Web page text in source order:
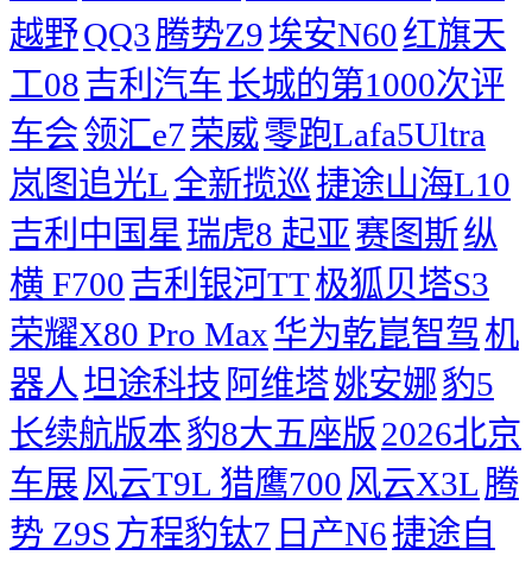
越野QQ3腾势Z9埃安N60红旗天
工08吉利汽车长城的第1000次评
车会领汇e7荣威零跑Lafa5Ultra
岚图追光L 全新揽巡捷途山海L10
吉利中国星 瑞虎8 起亚赛图斯纵
横 F700吉利银河TT极狐贝塔S3
荣耀X80 Pro Max华为乾崑智驾 机
器人 坦途科技 阿维塔姚安娜豹5
长续航版本豹8大五座版2026北京
车展 风云T9L 猎鹰700 风云X3L 腾
势 Z9S 方程豹钛7 日产N6捷途自